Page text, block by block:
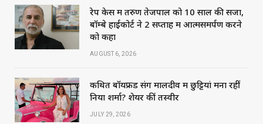
रेप केस में तरुण तेजपाल को 10 साल की सजा,
बॉम्बे हाईकोर्ट ने 2 सप्ताह में आत्मसमर्पण करने
को कहा
AUGUST 6, 2026
कथित बॉयफ्रेंड संग मालदीव में छुट्टियां मना रहीं
निया शर्मा? शेयर कीं तस्वीरें
JULY 29, 2026